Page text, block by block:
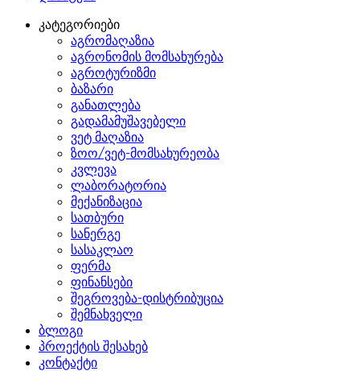
კატეგორიები
აგრომაღაზია
აგრონომის მომსახურება
აგროტურიზმი
ბაზარი
განათლება
გადამამუშავებელი
ვეტ მაღაზია
ზოო/ვეტ-მომსახურეობა
კვლევა
ლაბორატორია
მექანიზაცია
სათბური
სანერგე
სასაკლაო
ფერმა
ფინანსები
შეგროვება-დისტრიბუცია
შემნახველი
ბლოგი
პროექტის შესახებ
კონტაქტი